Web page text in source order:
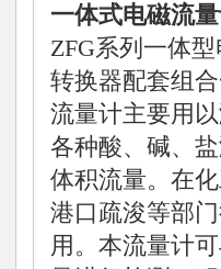
一体式电磁流
ZFG系列一体
转换器配套组
流量计主要用
各种酸、碱、
体积流量。在
港口疏浚等部
用。本流量计